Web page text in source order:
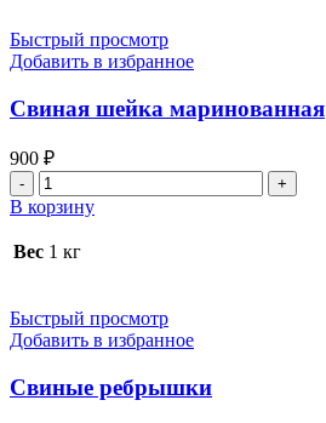
Быстрый просмотр
Добавить в избранное
Свиная шейка маринованная
900 ₽
Количество
товара
Свиная
шейка
В корзину
Вес 1 кг
Быстрый просмотр
Добавить в избранное
Свиные ребрышки